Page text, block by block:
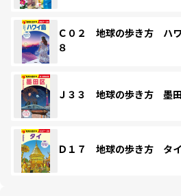
Ｃ０２ 地球の歩き方 ハ
８
Ｊ３３ 地球の歩き方 墨
Ｄ１７ 地球の歩き方 タ